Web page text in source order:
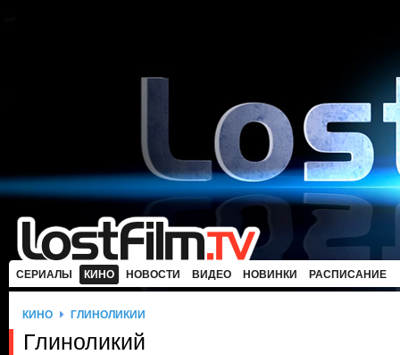
СЕРИАЛЫ КИНО НОВОСТИ ВИДЕО НОВИНКИ РАСПИСАНИЕ
КИНО ГЛИНОЛИКИЙ
Глиноликий